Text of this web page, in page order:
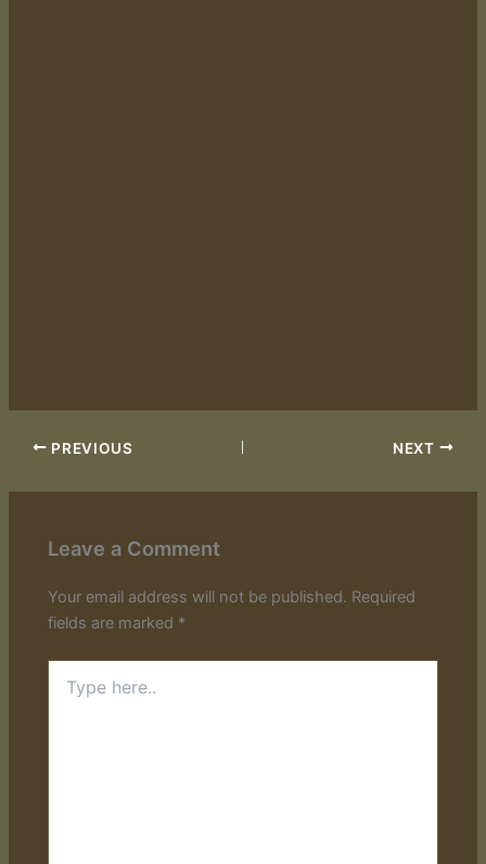
PREVIOUS NEXT
Leave a Comment
Your email address will not be published. Required
fields are marked *
here..